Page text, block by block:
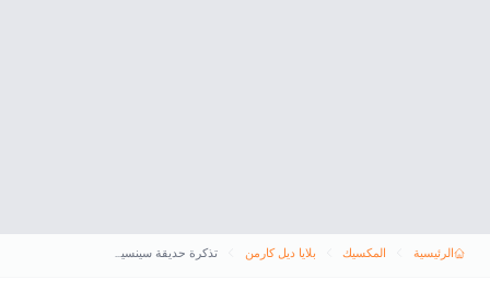
الرئيسية المكسيك بلايا ديل كارمن تذكرة حديقة سينسيس